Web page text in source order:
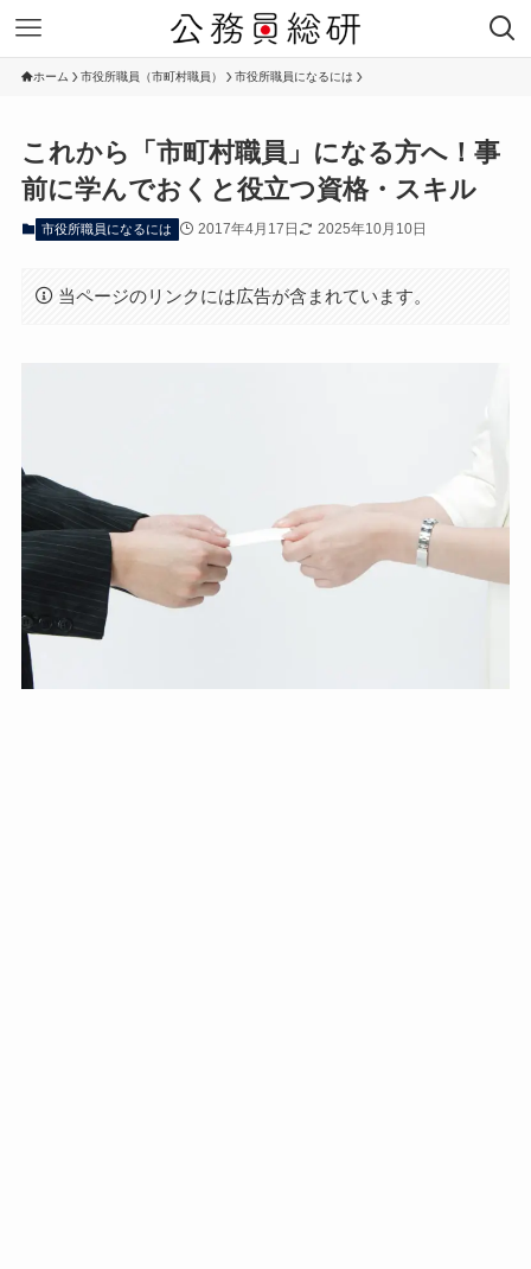
ホーム 市役所職員（市町村職員） 市役所職員になるには
これから「市町村職員」になる方へ！事
前に学んでおくと役立つ資格・スキル
市役所職員になるには 2017年4月17日 2025年10月10日
当ページのリンクには広告が含まれています。